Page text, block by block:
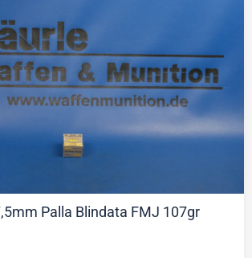
Palla Blindata FMJ 107gr